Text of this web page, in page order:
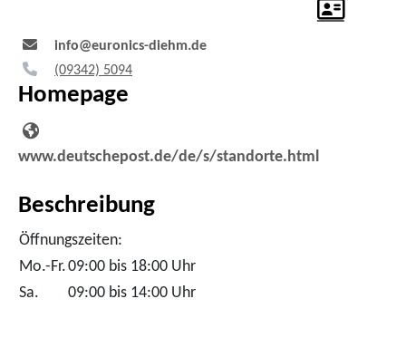
info@euronics-diehm.de
(09342) 5094
Homepage
www.deutschepost.de/de/s/standorte.html
Beschreibung
Öffnungszeiten:
Mo.-Fr.09:00 bis 18:00 Uhr
Sa.
09:00 bis 14:00 Uhr